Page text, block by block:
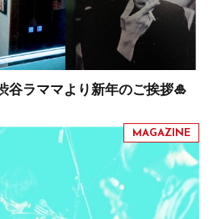
谷ラママより新年のご挨拶🎍